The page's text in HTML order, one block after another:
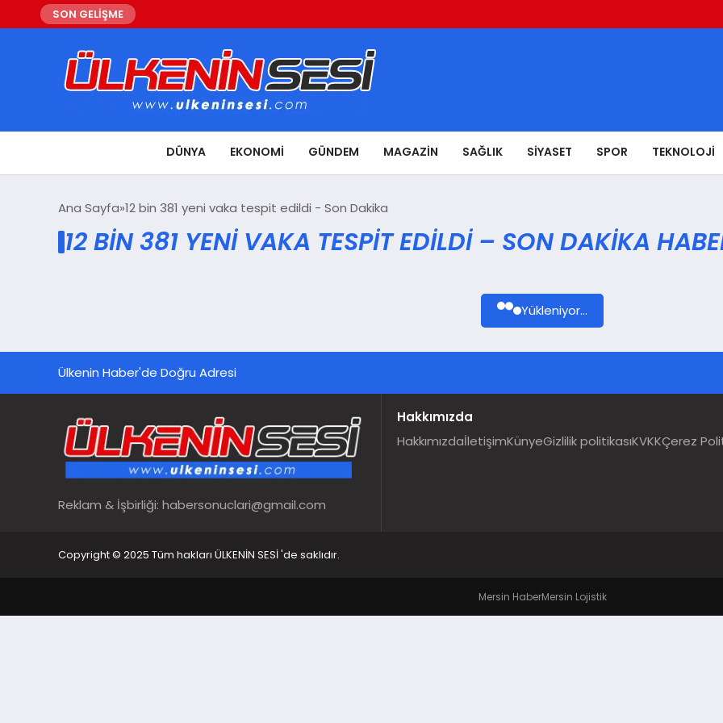
SON GELİŞME
DÜNYA EKONOMI GÜNDEM MAGAZIN SAĞLIK SIYASET SPOR TEKNOLOJI
Ana Sayfa 12 bin 381 yeni vaka tespit edildi - Son Dakika
12 BIN 381 YENI VAKA TESPIT EDILDI – SON DAKIKA
Yükleniyor...
Ülkenin Haber'de Doğru Adresi
Reklam & İşbirliği: habersonuclari@gmail.com
Hakkımızda
HakkımızdaİletişimKünyeGizlilik politikasıKVKKÇerez
Copyright © 2025 Tüm hakları ÜLKENİN SESİ 'de saklıdır.
Mersin HaberMersin Lojistik